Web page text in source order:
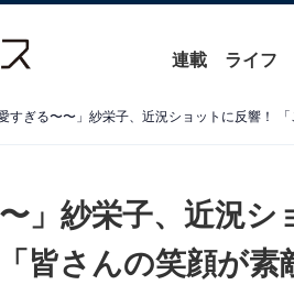
連載 ライフ
愛すぎる〜〜」紗栄子、近況ショットに反響！
」紗栄子、近況
皆さんの笑顔が素